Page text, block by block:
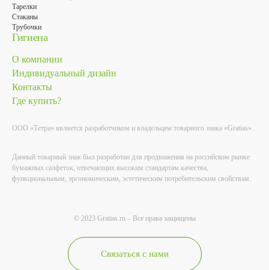
Тарелки
Стаканы
Трубочки
Гигиена
О компании
Индивидуальный дизайн
Контакты
Где купить?
ООО «Тетра» является разработчиком и владельцем товарного знака «Gratias».
Данный товарный знак был разработан для продвижения на российском рынке
бумажных салфеток, отвечающих высоким стандартам качества,
функциональным, эргономическим, эстетическим потребительским свойствам.
© 2023 Gratias.ru – Все права защищены
Связаться с нами